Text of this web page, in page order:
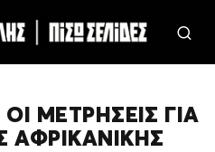
ΜΕΤΡΗΣΕΙΣ ΓΙΑ
ΑΦΡΙΚΑΝΙΚΗΣ